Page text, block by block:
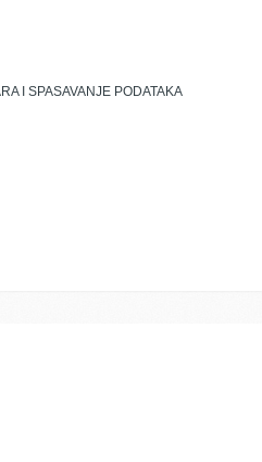
I SPASAVANJE PODATAKA